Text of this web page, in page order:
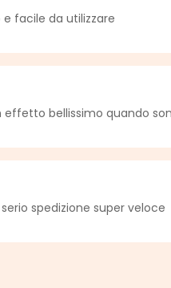
von 5 von 5 Sternen
facile da utilizzare
von 5 von 5 Sternen
effetto bellissimo quando
von 5 von 5 Sternen
spedizione super veloce